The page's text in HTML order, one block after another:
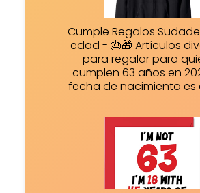
Cumple Regalos
edad - 🎂🎁 Artículos
para regalar para
cumplen 63 años en
fecha de nacimiento es